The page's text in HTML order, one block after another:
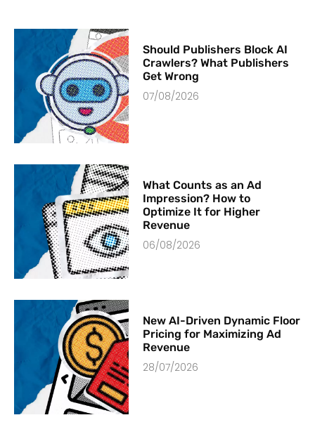
Should Publishers Block AI
Crawlers? What Publishers
Get Wrong
07/08/2026
What Counts as an Ad
Impression? How to
Optimize It for Higher
Revenue
06/08/2026
New AI-Driven Dynamic Floor
Pricing for Maximizing Ad
Revenue
28/07/2026